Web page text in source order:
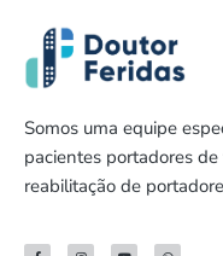
Somos uma equipe
pacientes portadores
reabilitação de